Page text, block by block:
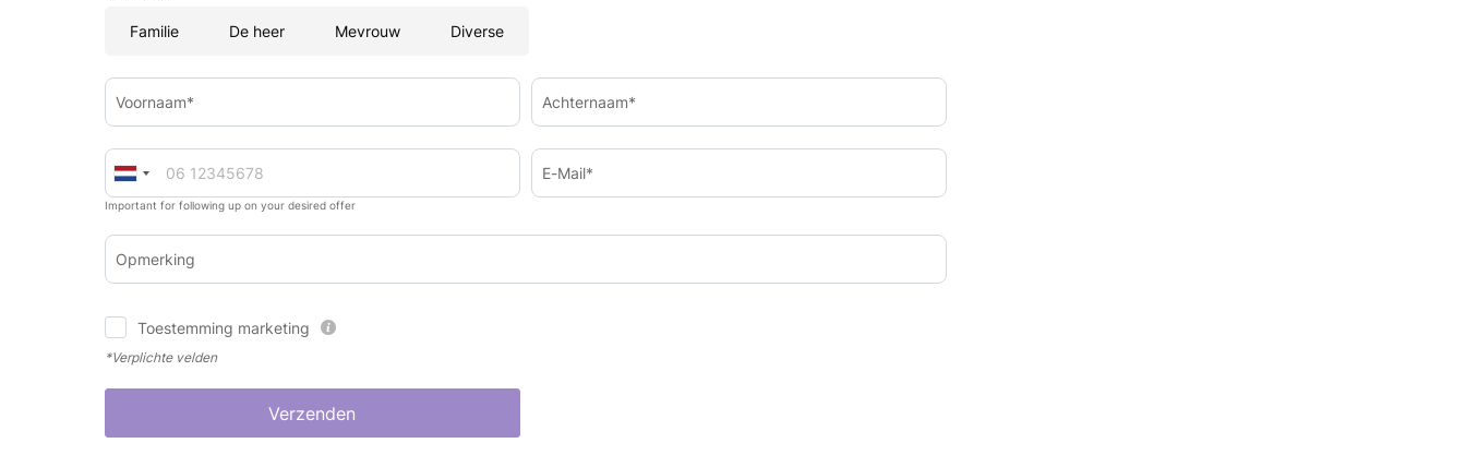
Familie De heer Mevrouw Diverse
Voornaam* Achternaam*
Important for following up on your desired offer
E-Mail*
Opmerking
Toestemming marketing
*Verplichte velden
Verzenden